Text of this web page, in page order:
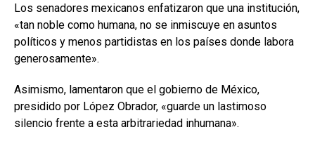
Los senadores mexicanos enfatizaron que una institución,
«tan noble como humana, no se inmiscuye en asuntos
políticos y menos partidistas en los países donde labora
generosamente».
Asimismo, lamentaron que el gobierno de México,
presidido por López Obrador, «guarde un lastimoso
silencio frente a esta arbitrariedad inhumana».